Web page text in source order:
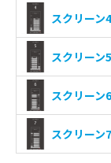
スクリーン4
スクリーン5
スクリーン6
スクリーン7